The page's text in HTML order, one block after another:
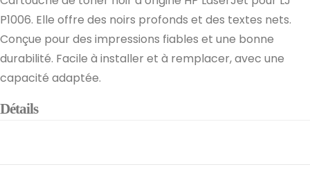
P1006. Elle offre des noirs profonds et des textes nets.
Conçue pour des impressions fiables et une bonne
durabilité. Facile à installer et à remplacer, avec une
capacité adaptée.
Détails